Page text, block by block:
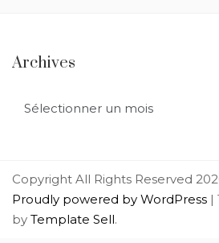
Archives
Copyright All Rights Reserved
Proudly powered by WordPress |
by Template Sell.